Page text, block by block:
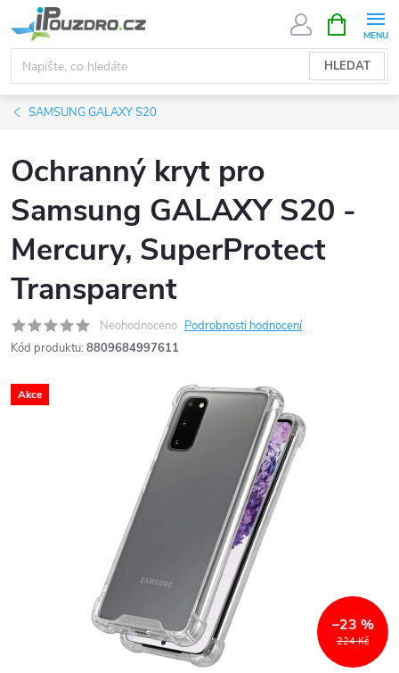
na
obsah
HLEDAT
NÁKUPNÍ
KOŠÍK
SAMSUNG GALAXY S20
Ochranný kryt pro
Samsung GALAXY S20 -
Mercury, SuperProtect
Transparent
Neohodnoceno Podrobnosti hodnocení
Kód produktu: 8809684997611
Akce
224 Kč
–23 %